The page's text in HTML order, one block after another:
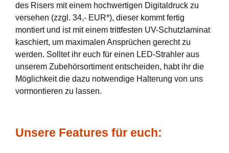
des Risers mit einem hochwertigen Digitaldruck zu
versehen (zzgl. 34,- EUR*), dieser kommt fertig
montiert und ist mit einem trittfesten UV-Schutzlaminat
kaschiert, um maximalen Ansprüchen gerecht zu
werden. Solltet ihr euch für einen LED-Strahler aus
unserem Zubehörsortiment entscheiden, habt ihr die
Möglichkeit die dazu notwendige Halterung von uns
vormontieren zu lassen.
Unsere Features für euch: